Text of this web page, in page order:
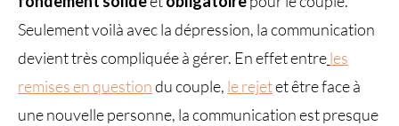
Seulement voilà avec la dépression, la communication
devient très compliquée à gérer. En effet entreles
remises en questiondu couple, le rejetet être face à
une nouvelle personne, la communication est presque